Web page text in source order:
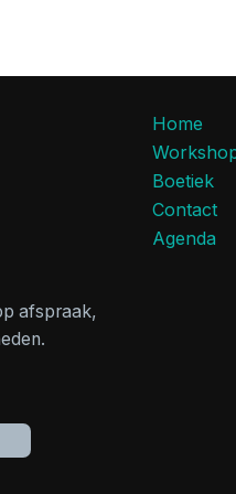
afspraak,
Home
Boetiek
Contact
Agenda